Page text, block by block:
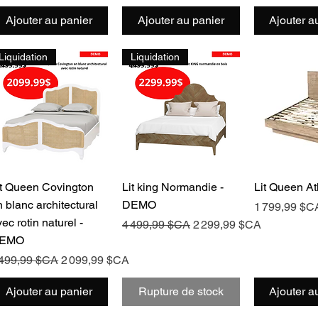
Ajouter au panier Ajouter au panier Ajouter
Aperçu rapide
Liquidation
Queen Covington
blanc architectural
rotin naturel -
original
$CA Prix promotionnel
2 099,99 $CA
Ajouter au panier
Aperçu rapide
Liquidation
Lit king Normandie -
DEMO
Prix original
4 499,99 $CA Prix promotionnel
2 299,99 $CA
Rupture de stock
Aperçu
Lit Queen
Prix
1 799,99
Ajouter